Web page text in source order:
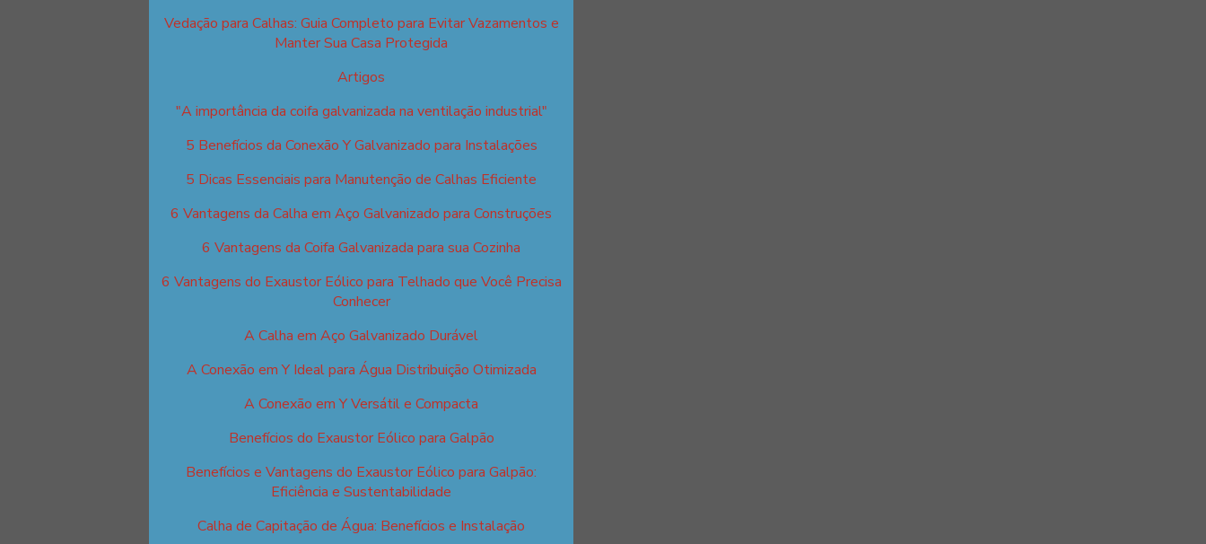
Vedação para Calhas: Guia Completo para Evitar Vazamentos e
Manter Sua Casa Protegida
Artigos
"A importância da coifa galvanizada na ventilação industrial"
5 Benefícios da Conexão Y Galvanizado para Instalações
5 Dicas Essenciais para Manutenção de Calhas Eficiente
6 Vantagens da Calha em Aço Galvanizado para Construções
6 Vantagens da Coifa Galvanizada para sua Cozinha
6 Vantagens do Exaustor Eólico para Telhado que Você Precisa
Conhecer
A Calha em Aço Galvanizado Durável
A Conexão em Y Ideal para Água Distribuição Otimizada
A Conexão em Y Versátil e Compacta
Benefícios do Exaustor Eólico para Galpão
Benefícios e Vantagens do Exaustor Eólico para Galpão:
Eficiência e Sustentabilidade
Calha de Capitação de Água: Benefícios e Instalação